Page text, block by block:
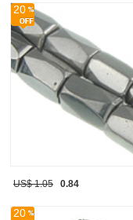
20
US$ 1.05 0.84
20